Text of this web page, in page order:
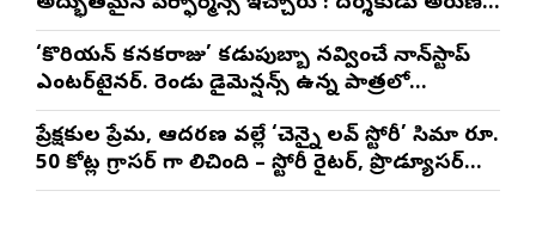
మాథేశ్వరన్
‘కొరియన్ కనకరాజు’ కడుపుబ్బా నవ్వించే నాన్‌స్టాప్
ఎంటర్‌టైనర్. రెండు డైమెన్షన్స్ ఉన్న పాత్రలో
నటించడం చాలా సంతృప్తినిచ్చింది : వరుణ్ తేజ్
ప్రేక్షకుల ప్రేమ, ఆదరణ వల్లే ‘చెన్నై లవ్ స్టోరీ’ సినిమా రూ.
50 కోట్ల గ్రాసర్ గా నిలిచింది – స్టోరీ రైటర్, ప్రొడ్యూసర్
సాయి రాజేష్